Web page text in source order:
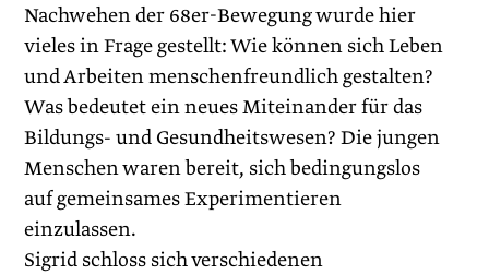
Nachwehen der 68er-Bewegung wurde hier
vieles in Frage gestellt: Wie können sich Leben
und Arbeiten menschenfreundlich gestalten?
Was bedeutet ein neues Miteinander für das
Bildungs- und Gesundheitswesen? Die jungen
Menschen waren bereit, sich bedingungslos
auf gemeinsames Experimentieren
einzulassen.
Sigrid schloss sich verschiedenen